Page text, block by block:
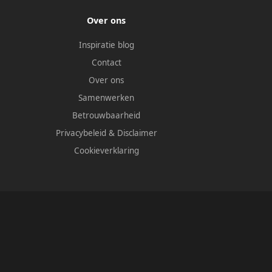
Over ons
Inspiratie blog
Contact
Over ons
Samenwerken
Betrouwbaarheid
Privacybeleid & Disclaimer
Cookieverklaring